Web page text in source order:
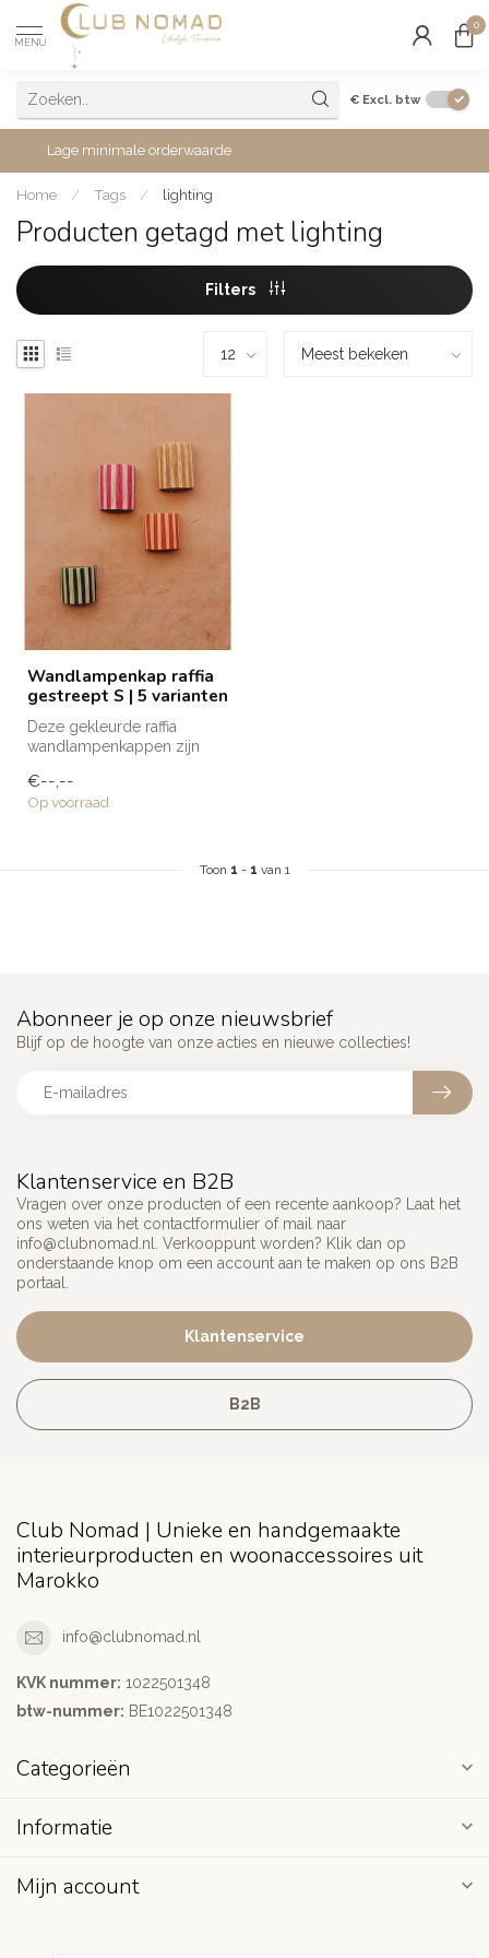
MENU
0
€ Excl. btw
Lage minimale orderwaarde
Home / Tags / lighting
Producten getagd met lighting
Filters
Wandlampenkap raffia
gestreept S | 5 varianten
Deze gekleurde raffia
wandlampenkappen zijn
de getalent...
€--,--
Op voorraad
Toon 1 - 1 van 1
Klantenservice en B2B
Vragen over onze producten of een recente aankoop? Laat het
ons weten via het contactformulier of mail naar
info@clubnomad.nl
. Verkooppunt worden? Klik dan op
onderstaande knop om een account aan te maken op ons B2B
portaal.
Klantenservice
B2B
Abonneer je op onze nieuwsbrief
Blijf op de hoogte van onze acties en nieuwe collecties!
Club Nomad | Unieke en handgemaakte
interieurproducten en woonaccessoires uit
Marokko
info@clubnomad.nl
KVK nummer: 1022501348
btw-nummer: BE1022501348
Categorieën
Informatie
Mijn account